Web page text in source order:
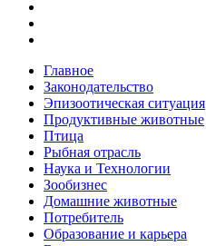
Главное
Законодательство
Эпизоотическая ситуация
Продуктивные животные
Птица
Рыбная отрасль
Наука и Технологии
Зообизнес
Домашние животные
Потребитель
Образование и карьера